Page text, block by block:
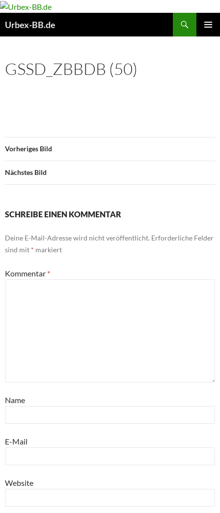
Urbex-BB.de
GSSD_ZBBDB (50)
Vorheriges Bild
Nächstes Bild
SCHREIBE EINEN KOMMENTAR
Deine E-Mail-Adresse wird nicht veröffentlicht. Erforderliche Felder
sind mit * markiert
Kommentar *
Name
E-Mail
Website